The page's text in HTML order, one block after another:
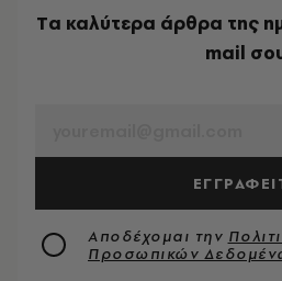
Tα καλύτερα άρθρα της
mail
Αποδέχομαι την
Προσωπικών